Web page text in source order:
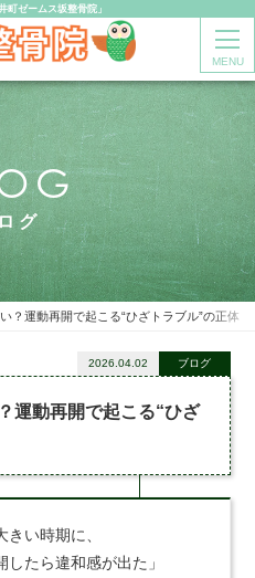
町ゼームス坂整骨院」
MENU
グ
？運動再開で起こる“ひざトラブル”の正体
運動再開で起こる“ひざ
2026.04.02 ブログ
い時期に、
たら違和感が出た」